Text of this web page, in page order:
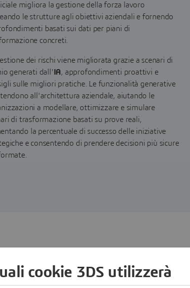
migliora la gestione della forza lavoro
le strutture agli obiettivi aziendali e fornendo
basati sui dati per piani di
concreti.
dei rischi viene migliorata grazie a scenari di
generati dall' IA, approfondimenti proattivi e
sulle migliori pratiche. Le funzionalità generative
all'architettura aziendale, aiutando le
a modellare, ottimizzare e simulare
di trasformazione basati su prove reali,
la percentuale di successo delle iniziative
e consentendo di prendere decisioni più sicure
caratteristiche e
cookie 3DS utilizzerà